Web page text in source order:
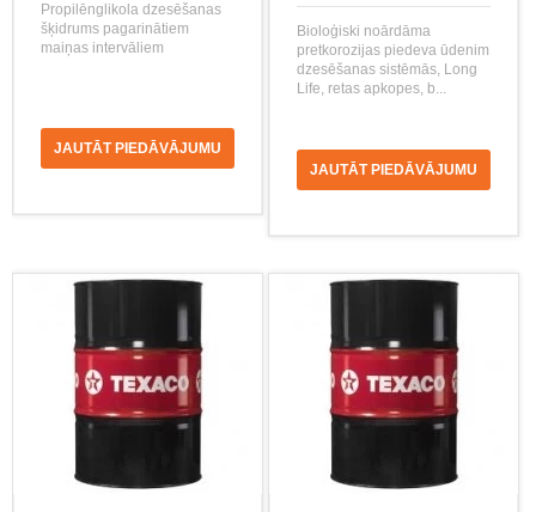
Propilēnglikola dzesēšanas
šķidrums pagarinātiem
maiņas intervāliem
JAUTĀT PIEDĀVĀJUMU
Bioloģiski noārdāma
pretkorozijas piedeva ūdenim
dzesēšanas sistēmās, Long
Life, retas apkopes, b...
JAUTĀT PIEDĀVĀJUMU